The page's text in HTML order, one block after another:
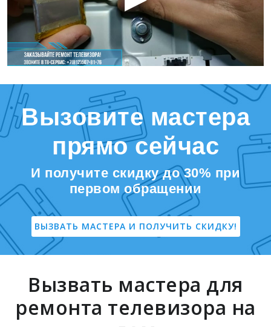
Вызовите мастера
прямо сейчас
И получите скидку до 30% при
первом обращении
ВЫЗВАТЬ МАСТЕРА И ПОЛУЧИТЬ СКИДКУ!
Вызвать мастера для
ремонта телевизора на